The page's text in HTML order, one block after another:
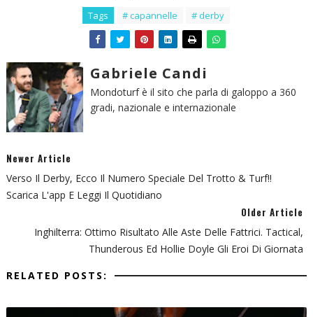
Tags # capannelle # derby
Gabriele Candi
Mondoturf è il sito che parla di galoppo a 360
gradi, nazionale e internazionale
Newer Article
Verso Il Derby, Ecco Il Numero Speciale Del Trotto & Turf!!
Scarica L'app E Leggi Il Quotidiano
Older Article
Inghilterra: Ottimo Risultato Alle Aste Delle Fattrici. Tactical,
Thunderous Ed Hollie Doyle Gli Eroi Di Giornata
RELATED POSTS: